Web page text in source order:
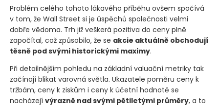
Problém celého tohoto lákavého příběhu ovšem spočívá
v tom, že Wall Street si je úspěchů společnosti velmi
dobře vědoma. Trh již veškerá pozitiva do ceny plně
započítal, což způsobilo, že se akcie aktuálně obchodují
těsně pod svými historickými maximy.
Při detailnějším pohledu na základní valuační metriky tak
začínají blikat varovná světla. Ukazatele poměru ceny k
tržbám, ceny k ziskům i ceny k účetní hodnotě se
nacházejí výrazně nad svými pětiletými průměry, a to